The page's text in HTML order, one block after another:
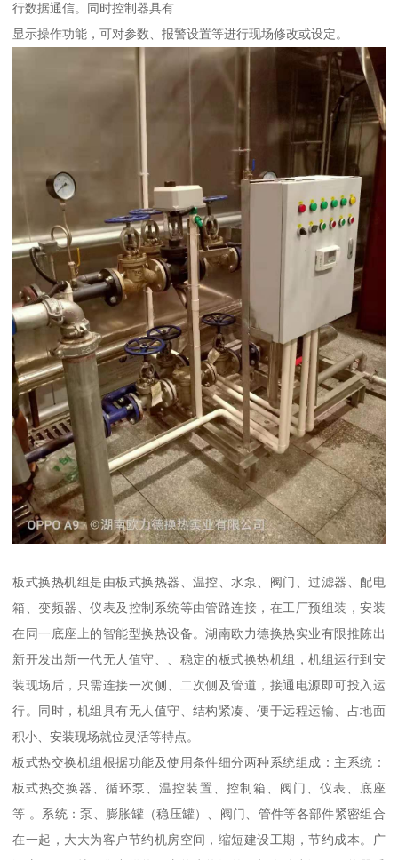
行数据通信。同时控制器具有
显示操作功能，可对参数、报警设置等进行现场修改或设定。
板式换热机组是由板式换热器、温控、水泵、阀门、过滤器、配电
箱、变频器、仪表及控制系统等由管路连接，在工厂预组装，安装
在同一底座上的智能型换热设备。湖南欧力德换热实业有限推陈出
新开发出新一代无人值守、、稳定的板式换热机组，机组运行到安
装现场后，只需连接一次侧、二次侧及管道，接通电源即可投入运
行。同时，机组具有无人值守、结构紧凑、便于远程运输、占地面
积小、安装现场就位灵活等特点。
板式热交换机组根据功能及使用条件细分两种系统组成：主系统：
板式热交换器、循环泵、温控装置、控制箱、阀门、仪表、底座
等 。系统：泵、膨胀罐（稳压罐）、阀门、管件等各部件紧密组合
在一起，大大为客户节约机房空间，缩短建设工期，节约成本。广